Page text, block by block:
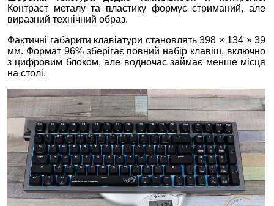
Контраст металу та пластику формує стриманий, але
виразний технічний образ.
Фактичні габарити клавіатури становлять 398 × 134 × 39
мм. Формат 96% зберігає повний набір клавіш, включно
з цифровим блоком, але водночас займає менше місця
на столі.